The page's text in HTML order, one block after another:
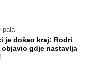
pala
je došao kraj: Rodri
objavio gdje nastavlja